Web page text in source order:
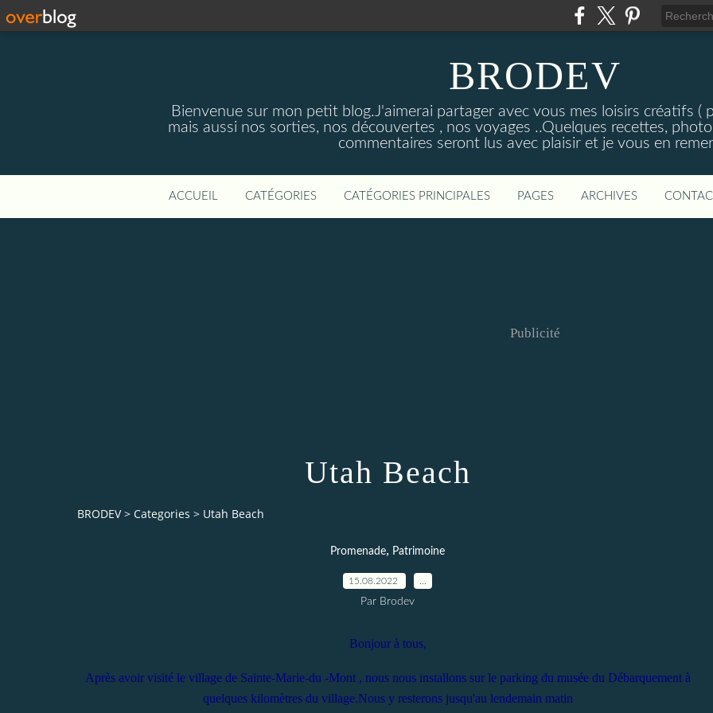
BRODEV
Bienvenue sur mon petit blog.J'aimerai partager avec vous mes loisirs créatifs (
mais aussi nos sorties, nos découvertes , nos voyages ..Quelques recettes,
commentaires seront lus avec plaisir et je vous en
ACCUEIL CATÉGORIES CATÉGORIES PRINCIPALES PAGES ARCHIVES
Publicité
Utah Beach
BRODEV > Categories > Utah Beach
Promenade, Patrimoine
15.08.2022
Par Brodev
Bonjour à tous,
Après avoir visité le village de Sainte-Marie-du -Mont , nous nous installons sur le parking du musée du Débarquement à
quelques kilomètres du village.Nous y resterons jusqu'au lendemain matin